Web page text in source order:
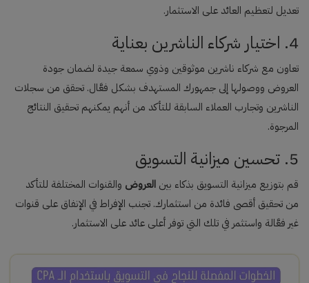
تعديل لتعظيم العائد على الاستثمار.
4. اختيار شركاء الناشرين بعناية
تعاون مع شركاء ناشرين موثوقين وذوي سمعة جيدة لضمان جودة
العروض ووصولها إلى جمهورك المستهدف بشكل فعَّال. تحقق من سجلات
الناشرين وتجارب العملاء السابقة للتأكد من أنهم يمكنهم تحقيق النتائج
المرجوة.
5. تحسين ميزانية التسويق
قم بتوزيع ميزانية التسويق بذكاء بين العروض والقنوات المختلفة للتأكد
من تحقيق أقصى فائدة من استثمارك. تجنب الإفراط في الإنفاق على قنوات
غير فعَّالة واستثمر في تلك التي توفر أعلى عائد على الاستثمار.